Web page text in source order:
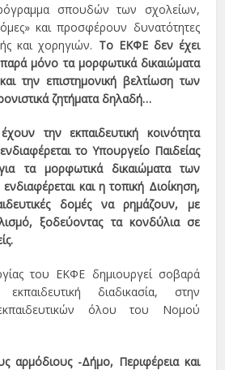
σπουδών των σχολείων,
και προσφέρουν δυνατότητες
και χορηγιών. Το ΕΚΦΕ δεν έχει
παρά μόνο τα μορφωτικά δικαιώματα
την επιστημονική βελτίωση των
ζητήματα δηλαδή…
την εκπαιδευτική κοινότητα
το Υπουργείο Παιδείας
τα μορφωτικά δικαιώματα των
και η τοπική Διοίκηση,
δομές να ρημάζουν, με
ξοδεύοντας τα κονδύλια σε
του ΕΚΦΕ δημιουργεί σοβαρά
διαδικασία, στην
όλου του Νομού
αρμόδιους -Δήμο, Περιφέρεια και